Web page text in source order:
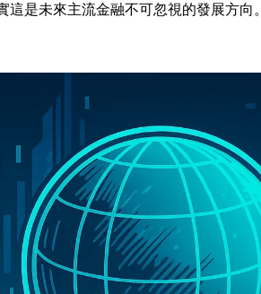
是未來主流金融不可忽視的發展方向。